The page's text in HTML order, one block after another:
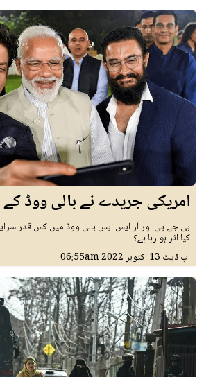
امریکی جریدے نے بالی ووڈ
بی جے پی اور آر ایس ایس بالی ووڈ میں کس قدر
کیا اثر ہو رہا ہے؟
اپ ڈیٹ 13 اکتوبر 2022 06:55am